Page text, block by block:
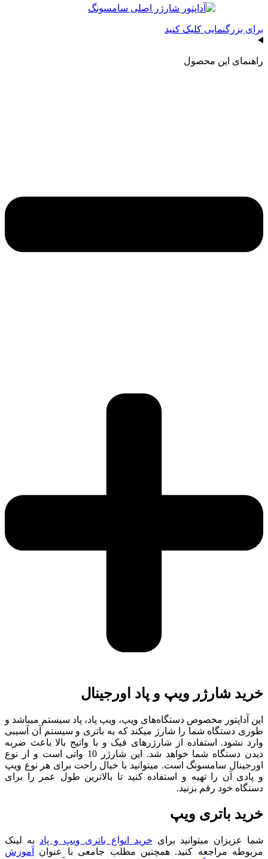
برای بزرگنمایی کلیک کنید
راهنمای این محصول
خرید شارژر ویپ و پاد اورجینال
این آداپتور مخصوص دستگاه‌های ویپ، ویپ پاد، پاد سیستم میباشد و
طوری دستگاه شما را شارژ میکند که به باتری و سیستم آن آسیبی
وارد نشود. استفاده از شارژرهای فیک و با واتیج بالا باعث ضربه
دیدن دستگاه شما خواهد شد. این شارژر 10 واتی است و از نوع
اورجینال سامسونگ است. میتوانید با خیال راحت برای هر نوع ویپ
و پادی آن را تهیه و استفاده کنید تا بالاترین طول عمر را برای
دستگاه خود رقم بزنید.
خرید باتری ویپ
شما عزیزان میتوانید برای خرید انواع باتری ویپ و پاد به لینک
مربوطه مراجعه کنید. همچنین مطلب جامعی با عنوان
آموزش